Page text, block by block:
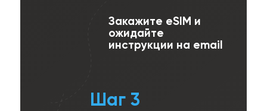
Закажите eSIM и
ожидайте
инструкции на email
Шаг 3